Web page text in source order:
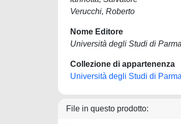
Verucchi, Roberto
Nome Editore
Università degli Studi di Parma
Collezione di appartenenza
Università degli Studi di Parma
File in questo prodotto: